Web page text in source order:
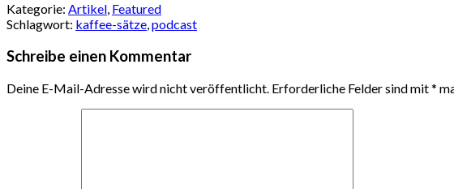
Kategorie: Artikel, Featured
Schlagwort: kaffee-sätze,podcast
Schreibe einen Kommentar
Deine E-Mail-Adresse wird nicht veröffentlicht. Erforderliche Felder sind mit*